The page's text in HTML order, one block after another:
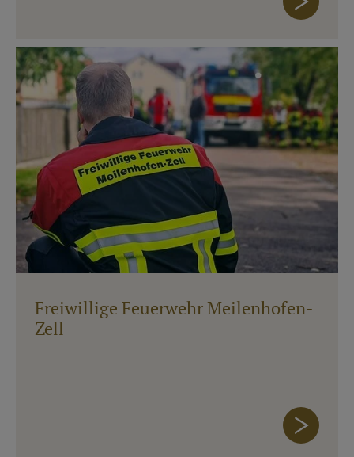
Freiwillige Feuerwehr Meilenhofen-
Zell